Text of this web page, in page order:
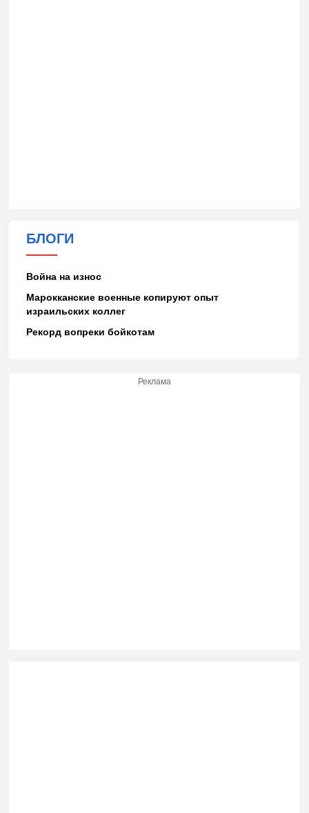
БЛОГИ
Война на износ
Марокканские военные копируют опыт
израильских коллег
Рекорд вопреки бойкотам
Реклама